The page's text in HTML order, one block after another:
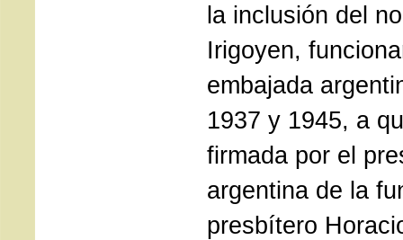
la inclusión del
Irigoyen,
embajada
1937 y 1945, a
firmada por el
argentina de la
presbítero